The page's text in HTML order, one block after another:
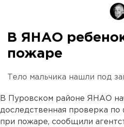
В ЯНАО
пожаре
Тело мальчика нашли под
В Пуровском районе ЯНАО
доследственная проверка по
при пожаре, сообщили